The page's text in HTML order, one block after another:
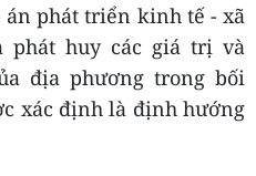
phát triển kinh tế - xã
phát huy các giá trị và
địa phương trong bối
xác định là định hướng